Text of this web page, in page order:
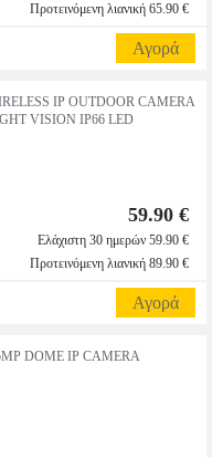
Προτεινόμενη λιανική 65.90 €
Αγορά
IP OUTDOOR CAMERA
VISION IP66 LED
59.90 €
Ελάχιστη 30 ημερών 59.90 €
Προτεινόμενη λιανική 89.90 €
Αγορά
DOME IP CAMERA